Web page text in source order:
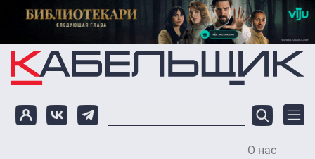
Перейти к основному содержанию
О нас